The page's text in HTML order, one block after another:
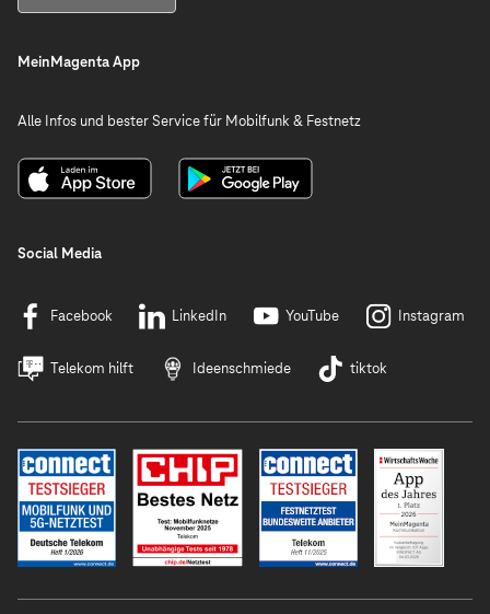
MeinMagenta App
Alle Infos und bester Service für Mobilfunk & Festnetz
Social Media
Facebook LinkedIn YouTube Instagram
Telekom hilft Ideenschmiede tiktok